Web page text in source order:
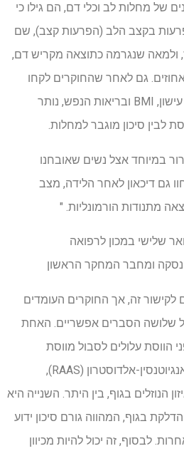
של מחלות לב וכלי דם, הם גילו כי
בקצב הלב (הפרעות קצב), שם
היה גבוה ב -31 אחוז, ולמאה שנגרמה כתוצאה מקריש דם,
הסיכון היה גבוה ב -27 אחוזים. גם לאחר שהחוקרים לקחו
בחשבון גורמים אחרים כמו עישון, BMI ובריאות הנפש, נותר
לבין סיכון מוגבר למחלות.
במיוחד אצל נשים שאובחנו
שחוו גם דיכאון לאחר הלידה, מצב
מתנודות הורמונליות. "
שלישי במכון לרפואה
ומחבר המחקר הראשון
זה, אך החוקרים העומדים
שלושה הסברים אפשריים. האחת
הווסת עלולים לסבול מווסת
משבשת של מערכת הרנין-אנגיוטנסין-אלדוסטרון (RAAS),
הנוזלים בגוף, בין היתר. השנייה היא
בגוף, המהווה גורם סיכון ידוע
לבסוף, זה יכול להיות מכיוון